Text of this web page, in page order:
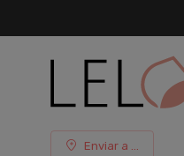
Enviar a ...